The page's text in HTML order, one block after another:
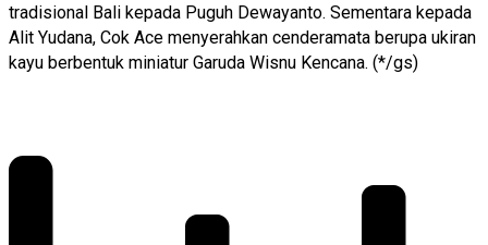
tradisional Bali kepada Puguh Dewayanto. Sementara kepada
Alit Yudana, Cok Ace menyerahkan cenderamata berupa ukiran
kayu berbentuk miniatur Garuda Wisnu Kencana. (*/gs)